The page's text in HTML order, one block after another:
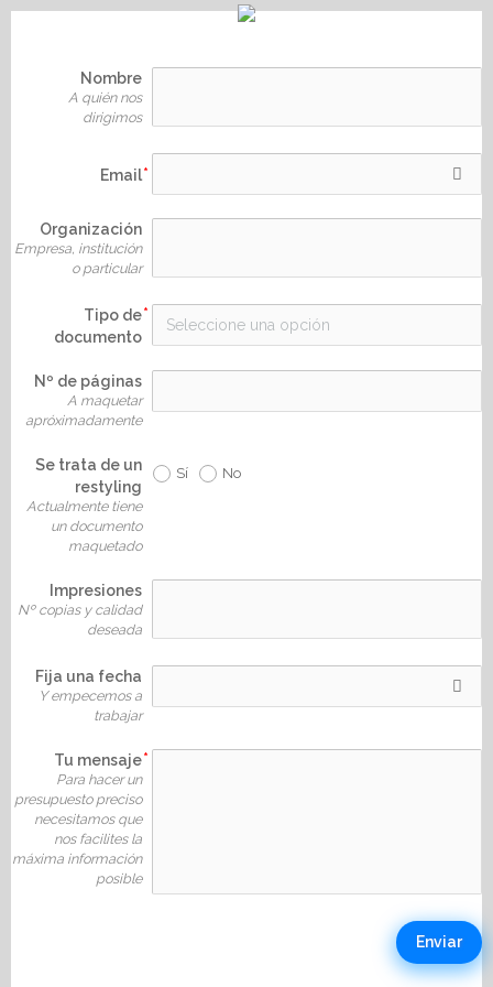
Nombre
A quién nos
dirigimos
Email
Organización
Empresa, institución
o particular
Tipo de
documento
Nº de páginas
A maquetar
apróximadamente
Se trata de un
restyling
Actualmente tiene
un documento
maquetado
Sí No
Impresiones
Nº copias y calidad
deseada
Fija una fecha
Y empecemos a
trabajar
Tu mensaje
Para hacer un
presupuesto preciso
necesitamos que
nos facilites la
máxima información
posible
Enviar